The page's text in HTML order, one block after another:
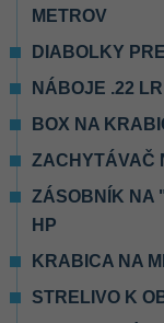
METROV
DIABOLKY
NÁBOJE .22
BOX NA
ZACHYTÁVAČ
ZÁSOBNÍK NA
HP
KRABICA NA
STRELIVO K